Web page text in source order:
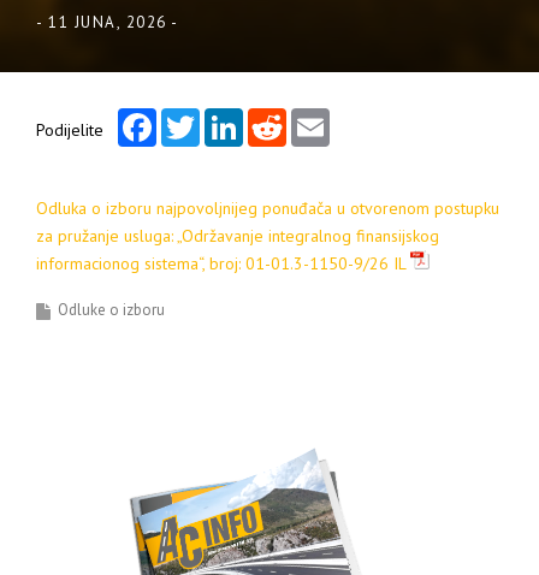
- 11 JUNA, 2026 -
Podijelite
FacebookTwitterLinkedInReddit
Odluka o izboru najpovoljnijeg ponuđača u otvorenom postupku
za pružanje usluga: „Održavanje integralnog finansijskog
informacionog sistema“, broj: 01-01.3-1150-9/26 IL
Odluke o izboru